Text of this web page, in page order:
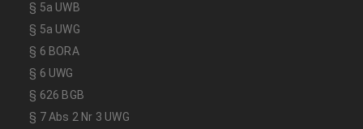
§ 5a UWB
§ 5a UWG
§ 6 BORA
§ 6 UWG
§ 626 BGB
§ 7 Abs 2 Nr 3 UWG